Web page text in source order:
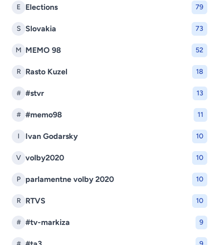
E Elections 79
S Slovakia 73
M MEMO 98 52
R Rasto Kuzel 18
# #stvr 13
# #memo98 11
I Ivan Godarsky 10
V volby2020 10
P parlamentne volby 2020 10
R RTVS 10
# #tv-markiza 9